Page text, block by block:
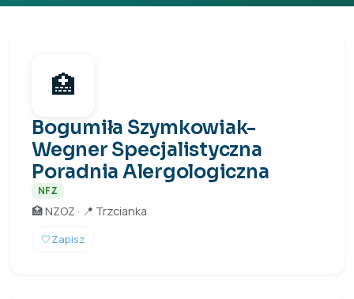
🏥
Bogumiła Szymkowiak-
Wegner Specjalistyczna
Poradnia Alergologiczna
NFZ
🏥 NZOZ · 📍 Trzcianka
🤍Zapisz